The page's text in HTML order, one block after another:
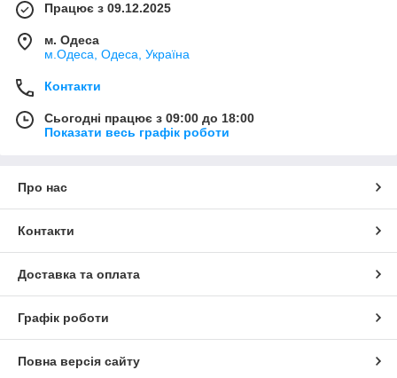
Працює з 09.12.2025
м. Одеса
м.Одеса, Одеса, Україна
Контакти
Сьогодні працює з 09:00 до 18:00
Показати весь графік роботи
Про нас
Контакти
Доставка та оплата
Графік роботи
Повна версія сайту